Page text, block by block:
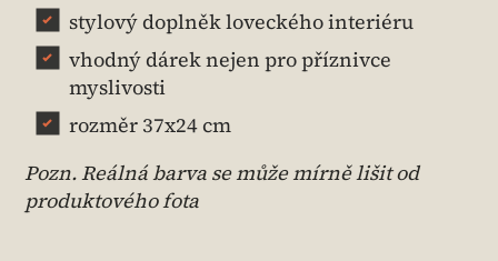
stylový doplněk loveckého interiéru
vhodný dárek nejen pro příznivce
myslivosti
rozměr 37x24 cm
Pozn. Reálná barva se může mírně lišit od
produktového fota